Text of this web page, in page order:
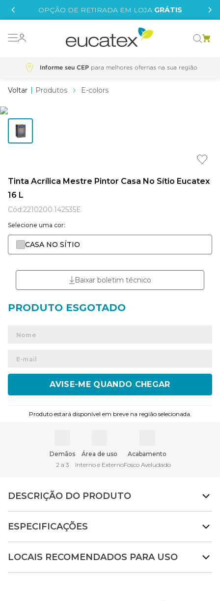
OPÇÃO DE RETIRADA EM LOJA GRÁTIS
Informe seu CEP
Produtos E-colors
Tinta Acrílica Mestre Pintor Casa No Sítio Eucatex
16 L
Cód:2210200.142535E
Selecione uma cor:
CASA NO SÍTIO
Baixar boletim técnico
ENVIAR
Produto estará disponível em breve na região selecionada.
Demãos
2 a 3
Área de uso
Interno e Externo
Acabamento
Fosco Aveludado
DESCRIÇÃO DO PRODUTO
ESPECIFICAÇÕES
LOCAIS RECOMENDADOS PARA USO
tinta